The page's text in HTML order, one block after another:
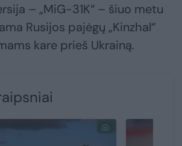
– „MiG-31K“ – šiuo metu
Rusijos pajėgų „Kinzhal“
kare prieš Ukrainą.